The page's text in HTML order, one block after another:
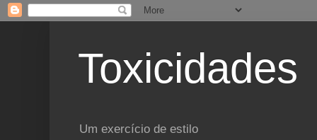
Toxicidades
Um exercício de estilo